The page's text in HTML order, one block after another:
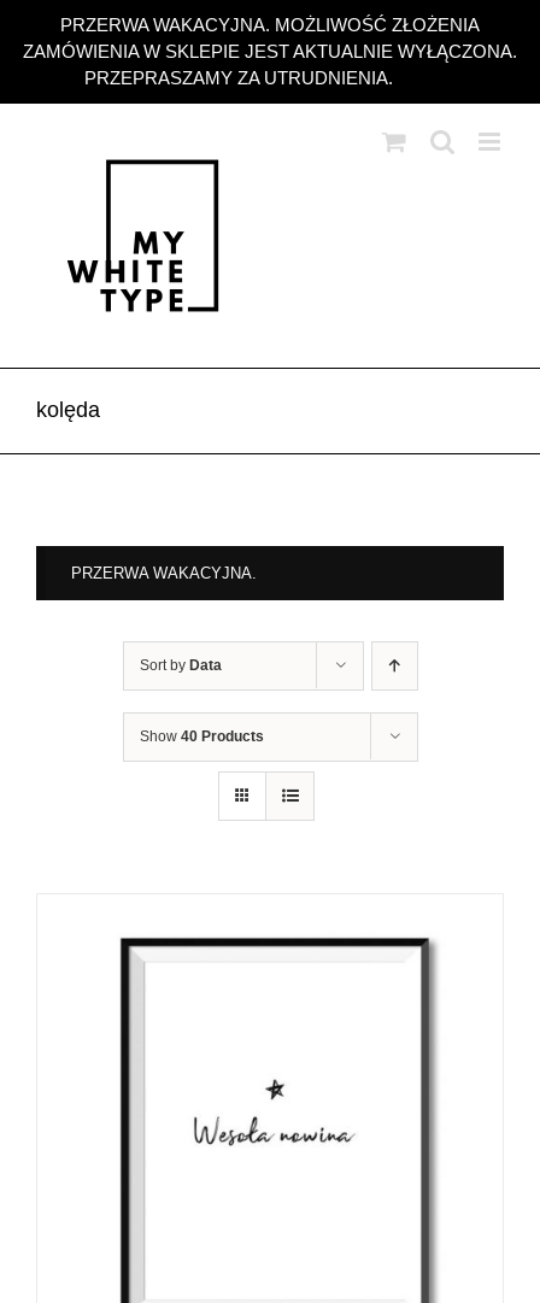
PRZERWA WAKACYJNA. MOŻLIWOŚĆ ZŁOŻENIA
ZAMÓWIENIA W SKLEPIE JEST AKTUALNIE WYŁĄCZONA.
PRZEPRASZAMY ZA UTRUDNIENIA.
zawartości
kolęda
PRZERWA WAKACYJNA.
Sort by Data
Show 40 Products